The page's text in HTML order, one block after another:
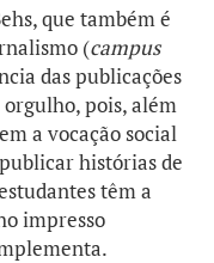
que também é
(campus
das publicações
orgulho, pois, além
a vocação social
histórias de
têm a
impresso